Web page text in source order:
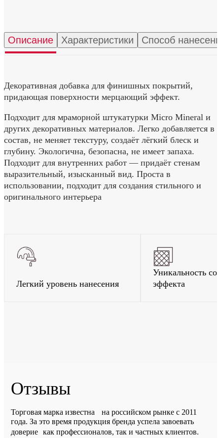
Описание Характеристики Способ
Декоративная добавка для финишных покрытий,
придающая поверхности мерцающий эффект.
Подходит для мраморной штукатурки Micro Mineral и
других декоративных материалов. Легко добавляется в
состав, не меняет текстуру, создаёт лёгкий блеск и
глубину. Экологична, безопасна, не имеет запаха.
Подходит для внутренних работ — придаёт стенам
выразительный, изысканный вид. Проста в
использовании, подходит для создания стильного и
оригинального интерьера
Легкий уровень нанесения
Уникальность
эффекта
Отзывы
Торговая марка известна на российском рынке с 2011
года. За это время продукция бренда успела завоевать
доверие как профессионалов, так и частных клиентов.